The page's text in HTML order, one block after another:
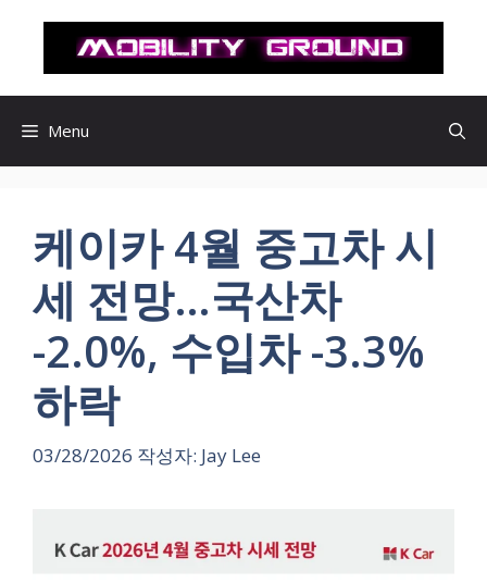
로
Menu
케이카 4월 중고차 시
세 전망…국산차
-2.0%, 수입차 -3.3%
하락
03/28/2026 작성자: Jay Lee